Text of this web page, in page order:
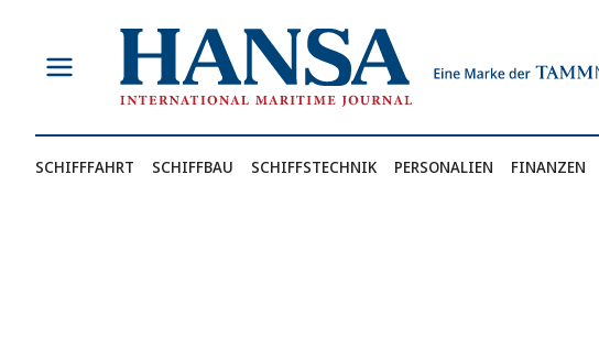
springen
SCHIFFFAHRT SCHIFFBAU SCHIFFSTECHNIK PERSONALIEN FINANZEN